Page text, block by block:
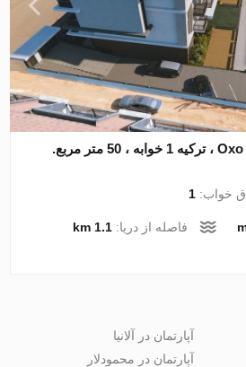
آپارتمان در در Oxo Oba Oba ، ترکیه 1 خوابه ، 50 متر مربع.
خواب:1
فاصله از دریا:1.1 km
آپارتمان در آلانیا
آپارتمان در محمودلار